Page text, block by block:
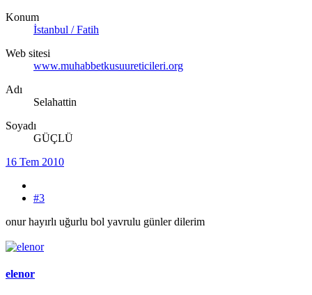
Konum
İstanbul / Fatih
Web sitesi
www.muhabbetkusuureticileri.org
Adı
Selahattin
Soyadı
GÜÇLÜ
16 Tem 2010
#3
onur hayırlı uğurlu bol yavrulu günler dilerim
elenor